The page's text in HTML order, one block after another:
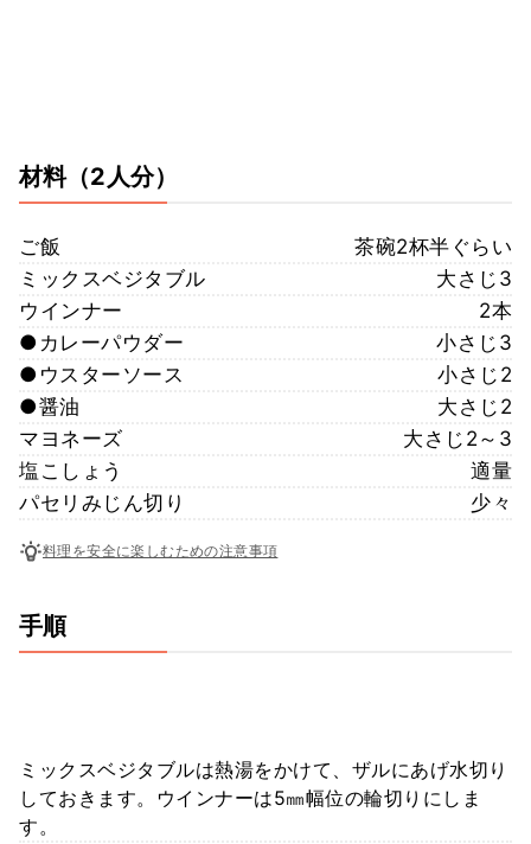
材料（2人分）
ご飯
茶碗2杯半ぐらい
ミックスベジタブル
大さじ3
ウインナー
2本
●カレーパウダー
小さじ3
●ウスターソース
小さじ2
●醤油
大さじ2
マヨネーズ
大さじ2～3
塩こしょう
適量
パセリみじん切り
少々
料理を安全に楽しむための注意事項
手順
ミックスベジタブルは熱湯をかけて、ザルにあげ水切り
しておきます。ウインナーは5㎜幅位の輪切りにしま
す。